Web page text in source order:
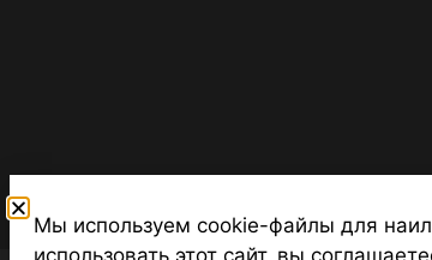
Мы используем cookie-файлы для
использовать этот сайт, вы